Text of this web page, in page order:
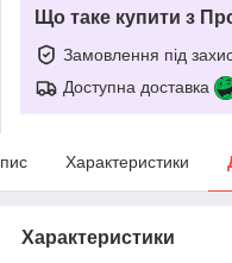
Що таке купити з
Замовлення під
Доступна доставка
Характеристики
Характеристики